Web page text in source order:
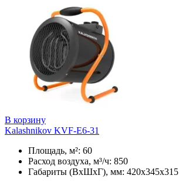
В корзину
Kalashnikov KVF-E6-31
Площадь, м²: 60
Расход воздуха, м³/ч: 850
Габариты (ВхШхГ), мм: 420x345x315